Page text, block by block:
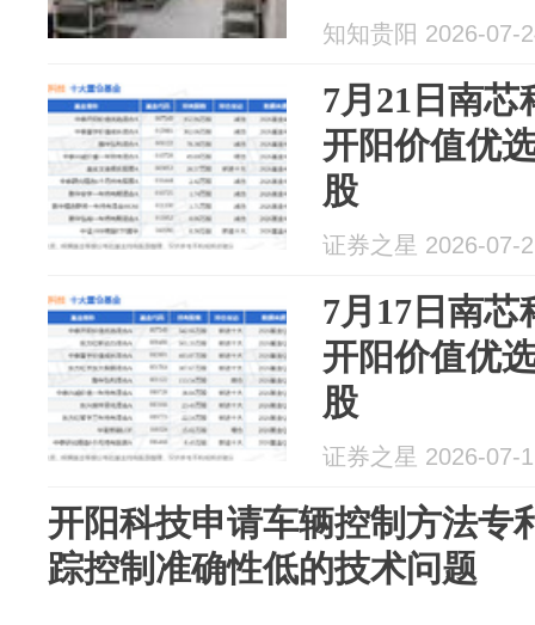
知知贵阳 2026-07-
7月21日南芯
开阳价值优
股
证券之星 2026-07-
7月17日南芯
开阳价值优
股
证券之星 2026-07-
开阳科技申请车辆控制方法专
踪控制准确性低的技术问题